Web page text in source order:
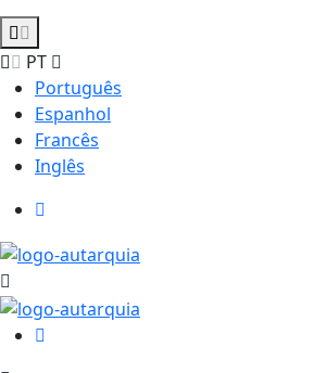
PT
Português
Espanhol
Francês
Inglês